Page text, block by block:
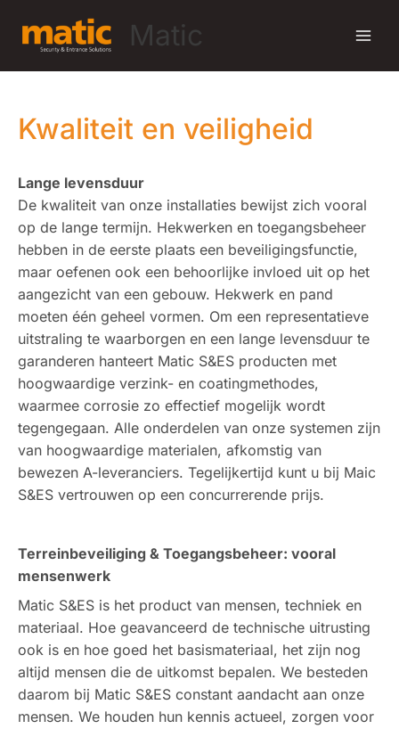
naar
inhoud
Matic
Kwaliteit en veiligheid
Lange levensduur
De kwaliteit van onze installaties bewijst zich vooral
op de lange termijn. Hekwerken en toegangsbeheer
hebben in de eerste plaats een beveiligingsfunctie,
maar oefenen ook een behoorlijke invloed uit op het
aangezicht van een gebouw. Hekwerk en pand
moeten één geheel vormen. Om een representatieve
uitstraling te waarborgen en een lange levensduur te
garanderen hanteert Matic S&ES producten met
hoogwaardige verzink- en coatingmethodes,
waarmee corrosie zo effectief mogelijk wordt
tegengegaan. Alle onderdelen van onze systemen zijn
van hoogwaardige materialen, afkomstig van
bewezen A-leveranciers. Tegelijkertijd kunt u bij Maic
S&ES vertrouwen op een concurrerende prijs.
Terreinbeveiliging & Toegangsbeheer: vooral
mensenwerk
Matic S&ES is het product van mensen, techniek en
materiaal. Hoe geavanceerd de technische uitrusting
ook is en hoe goed het basismateriaal, het zijn nog
altijd mensen die de uitkomst bepalen. We besteden
daarom bij Matic S&ES constant aandacht aan onze
mensen. We houden hun kennis actueel, zorgen voor